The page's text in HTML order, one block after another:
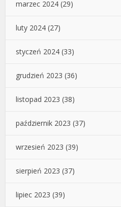
marzec 2024 (29)
luty 2024 (27)
styczeń 2024 (33)
grudzień 2023 (36)
listopad 2023 (38)
październik 2023 (37)
wrzesień 2023 (39)
sierpień 2023 (37)
lipiec 2023 (39)